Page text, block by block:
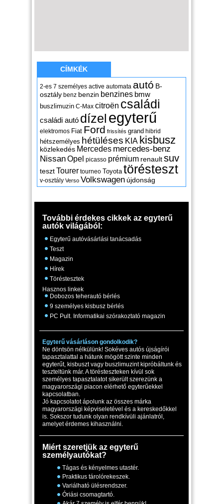
CÍMKÉK
2-es 7 személyes active automata autó B-
osztály benz benzin benzines bmw
buszlimuzin C-Max citroën családi
családi autó dízel egyterű
elektromos Fiat Ford frissítés grand hibrid
hétszemélyes hétüléses KIA kisbusz
közlekedés Mercedes mercedes-benz
NissanOpel picasso prémium renaultsuv
tesztTourer tourneo Toyota törésteszt
v-osztály Verso Volkswagen újdonság
További érdekes cikkek az egyterű
autók világából:
Egyterű autóvásárlási tanácsadás
Teszt
Magazin
Hírek
Töréstesztek
Hasznos linkek
Dobozos teherautó bérlés
9 személyes kisbusz bérlés
PC Pult. Informatikai szórakoztató magazin
Egyterű vásárláson gondolkodik?
Ne döntsön nélkülünk! Sokéves autós újságírói
tapasztalattal a hátunk mögött szinte minden
egyterűt, kisbuszt vagy buszlimuzint kipróbáltunk és
teszteltünk már. A törésteszteken kívül sok
személyes tapasztalatot sikerült szerezünk a
magyarországi piacon elérhető egyterűekkel
kapcsolatban.
Jó kapcsolatot ápolunk az összes márka
magyarországi képviseletével és a kereskedőkkel
is. Sokszor tudunk olyan rendkívüli ajánlatról,
amelyet érdemes kihasználni.
Miért szeretjük az egyterű
személyautókat?
Tágas és kényelmes utastér.
Praktikus tárolórekeszek.
Variálható ülésrendszer.
Óriási csomagtartó.